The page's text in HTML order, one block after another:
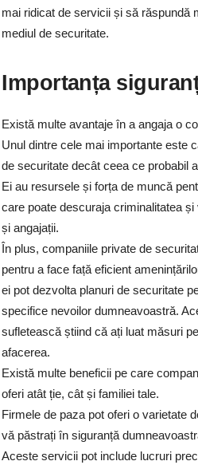
mai ridicat de servicii și să răspundă
mediul de securitate.
Importanța
Există multe avantaje în a angaja o
Unul dintre cele mai importante este
de securitate decât ceea ce probabil
Ei au resursele și forța de muncă
care poate descuraja criminalitatea
și angajații.
În plus, companiile private de
pentru a face față eficient
ei pot dezvolta planuri de securitate
specifice nevoilor dumneavoastră.
sufletească știind că ați luat măsuri
afacerea.
Există multe beneficii pe care
oferi atât ție, cât și familiei tale.
Firmele de paza pot oferi o varietate
vă păstrați în siguranță
Aceste servicii pot include lucruri